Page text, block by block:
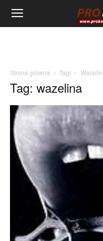
Strona główna Tagi
Tag: wazelina